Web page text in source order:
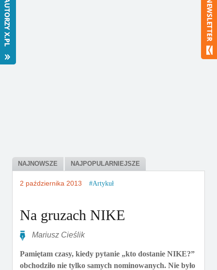
NAJNOWSZE NAJPOPULARNIEJSZE
2 października 2013 Artykuł
Na gruzach NIKE
Mariusz Cieślik
Pamiętam czasy, kiedy pytanie „kto dostanie NIKE?”
obchodziło nie tylko samych nominowanych. Nie było